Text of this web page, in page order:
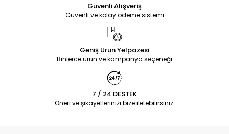
Güvenli Alışveriş
Güvenli ve kolay ödeme sistemi
Geniş Ürün Yelpazesi
Binlerce ürün ve kampanya seçeneği
7 / 24 DESTEK
Öneri ve şikayetlerinizi bize iletebilirsiniz.